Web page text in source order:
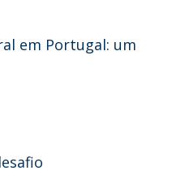
em Portugal: um